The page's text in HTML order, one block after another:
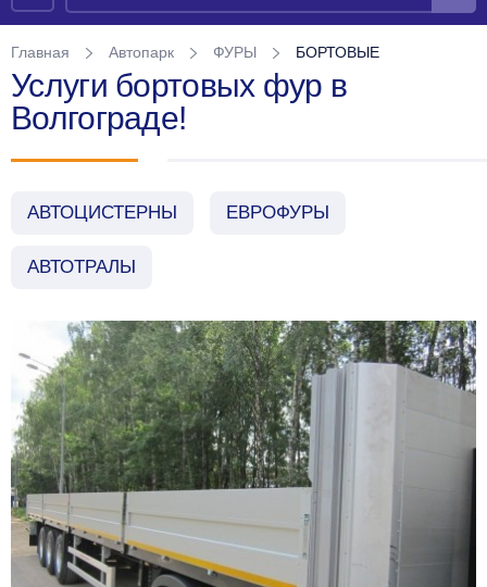
Главная Автопарк ФУРЫ БОРТОВЫЕ
Услуги бортовых фур в
Волгограде!
АВТОЦИСТЕРНЫ ЕВРОФУРЫ
АВТОТРАЛЫ